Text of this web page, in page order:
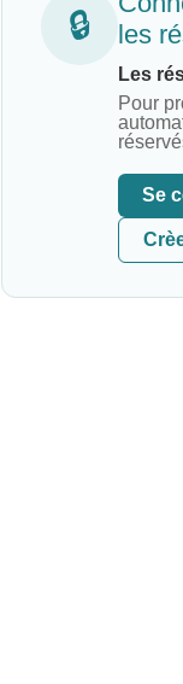
🔒
les
Les
Pour
Se